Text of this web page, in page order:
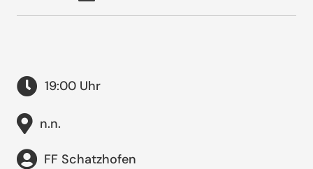
19:00 Uhr
n.n.
FF Schatzhofen